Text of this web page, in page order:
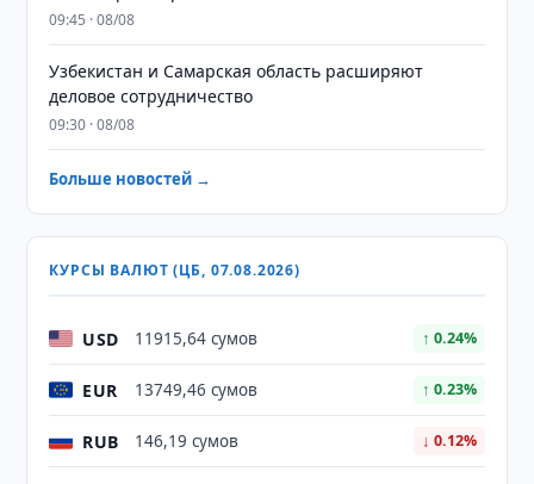
09:45 · 08/08
Узбекистан и Самарская область расширяют
деловое сотрудничество
09:30 · 08/08
Больше новостей →
КУРСЫ ВАЛЮТ (ЦБ, 07.08.2026)
USD 11915,64 сумов ↑ 0.24%
EUR 13749,46 сумов ↑ 0.23%
RUB 146,19 сумов ↓ 0.12%